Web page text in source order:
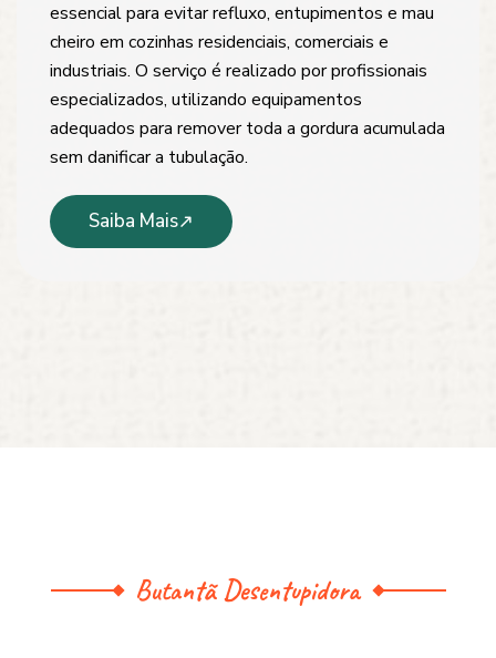
essencial para evitar refluxo, entupimentos e mau
cheiro em cozinhas residenciais, comerciais e
industriais. O serviço é realizado por profissionais
especializados, utilizando equipamentos
adequados para remover toda a gordura acumulada
sem danificar a tubulação.
Saiba Mais
Butantã Desentupidora